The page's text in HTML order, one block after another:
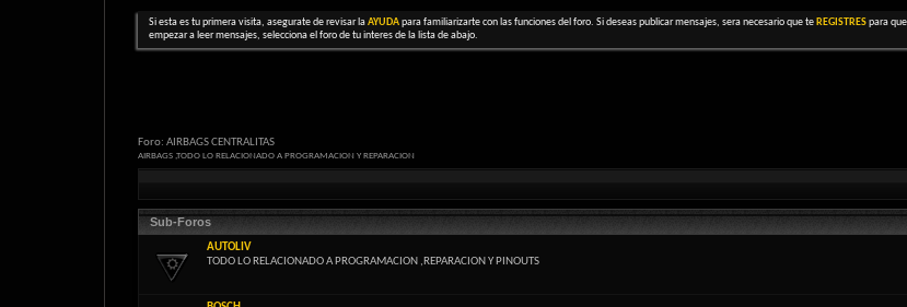
Si esta es tu primera visita, asegurate de revisar laAYUDApara familiarizarte con las funciones del foro. Si deseas publicar mensajes, sera necesario que te REGISTRESpara
empezar a leer mensajes, selecciona el foro de tu interes de la lista de abajo.
Foro: AIRBAGS CENTRALITAS
AIRBAGS ,TODO LO RELACIONADO A PROGRAMACION Y REPARACION
Sub-Foros
AUTOLIV
TODO LO RELACIONADO A PROGRAMACION ,REPARACION Y PINOUTS